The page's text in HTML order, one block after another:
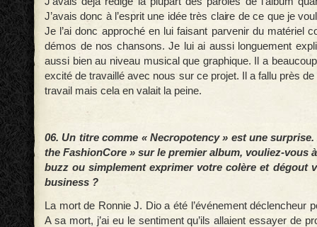
J’avais donc à l’esprit une idée très claire de ce que je
Je l’ai donc approché en lui faisant parvenir du matériel
démos de nos chansons. Je lui ai aussi longuement
aussi bien au niveau musical que graphique. Il a
excité de travaillé avec nous sur ce projet. Il a fallu près
travail mais cela en valait la peine.
06. Un titre comme « Necropotency » est une
the FashionCore » sur le premier album, vouliez-vous
buzz ou simplement exprimer votre colère et dégout
business ?
La mort de Ronnie J. Dio a été l’événement déclencheur
A sa mort, j’ai eu le sentiment qu’ils allaient essayer de